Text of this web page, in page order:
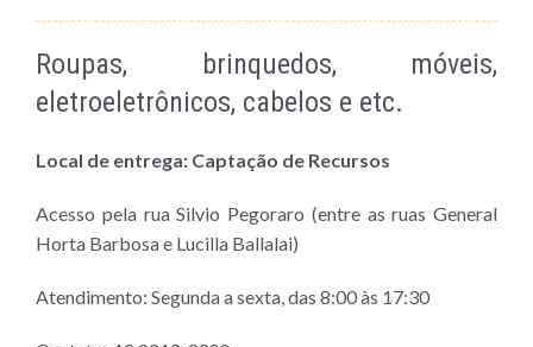
Roupas, brinquedos, móveis,
eletroeletrônicos, cabelos e etc.
Local de entrega: Captação de Recursos
Acesso pela rua Silvio Pegoraro (entre as ruas General
Horta Barbosa e Lucilla Ballalai)
Atendimento: Segunda a sexta,das 8:00 às 17:30